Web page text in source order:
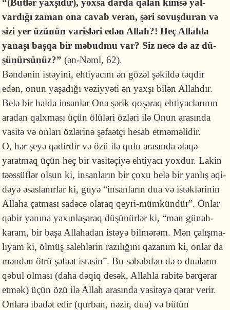
vardığı za­man ona cavab ve­rən, şəri so­vuşduran və
sizi yer üzü­nün varisləri edən Allah?! Heç Allahla
yanaşı başqa bir mə­budmu var? Siz necə də az dü­
şünürsü­nüz?” (ən-Nəml, 62).
Bəndənin istəyini, ehtiyacını ən gözəl şəkildə təqdir
edən, onun yaşadığı vəziyyəti ən yaxşı bilən Allahdır.
Belə bir halda insanlar Ona şərik qoşaraq ehtiyaclarının
aradan qalxması üçün ölüləri özləri ilə Onun arasında
vasitə və onları özlərinə şəfaətçi hesab etməməlidir.
O, hər şeyə qadirdir və özü ilə qulu arasında əlaqə
yaratmaq üçün heç bir vasitəçiyə ehtiyacı yoxdur. Lakin
təəssüflər olsun ki, insanların bir çoxu belə bir yanlış əqi­
dəyə əsaslanırlar ki, guyə “insanların dua və istəklərinin
Allaha çatması sadəcə olaraq qeyri-mümkündür”. Onlar
qəbir yanına yaxınlaşaraq düşünürlər ki, “mən günah­
karam, bir başa Allahadan istəyə bilmərəm. Mən çalışma­
lıyam ki, ölmüş salehlərin razılığını qazanım ki, onlar da
məndən ötrü şəfaət istəsin”. Bu səbəbdən də o duaların
qəbul olması (daha dəqiq desək, Allahla rabitə bərqərar
etmək) üçün özü ilə Allah arasında vasitəyə qərar verir.
Onlara ibadət edir (qurban, nəzir, dua) və bütün